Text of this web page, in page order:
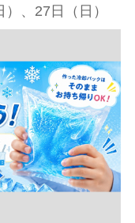
、27日（日）